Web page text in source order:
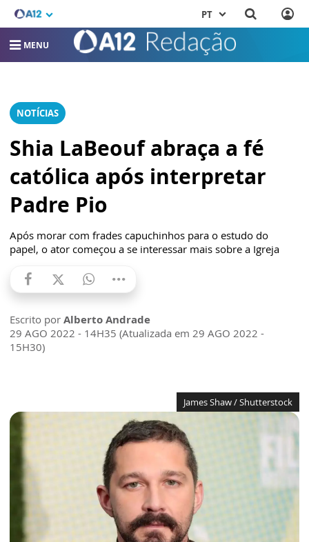
PT
MENU
NOTÍCIAS
Shia LaBeouf abraça a fé
católica após interpretar
Padre Pio
Após morar com frades capuchinhos para o estudo do
papel, o ator começou a se interessar mais sobre a Igreja
Escrito por Alberto Andrade
29 AGO 2022 - 14H35 (Atualizada em 29 AGO 2022 -
15H30)
James Shaw / Shutterstock